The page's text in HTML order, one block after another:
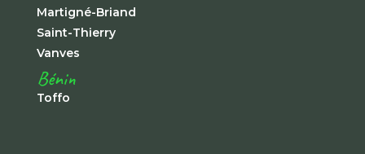
Martigné-Briand
Saint-Thierry
Vanves
Bénin
Toffo